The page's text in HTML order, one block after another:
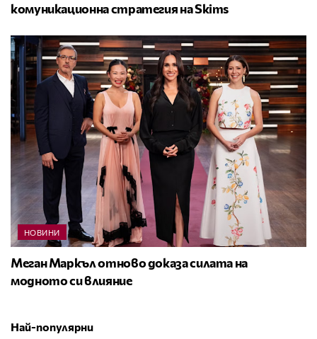
комуникационна стратегия на Skims
НОВИНИ
Меган Маркъл отново доказа силата на
модното си влияние
Най-популярни